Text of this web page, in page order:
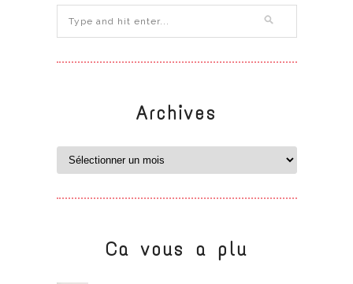
Archives
Ca vous a plu